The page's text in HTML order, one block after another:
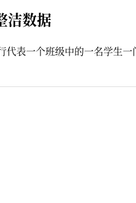
洁数据
代表一个班级中的一名学生一